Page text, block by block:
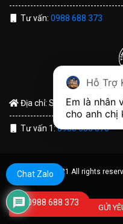
Tư vấn: 0988 688 373
Địa chỉ: Số 191 Hùng
Tư vấn 1:0988 688 373
© Copyright 2021 All rights
GỬI
Chat Zalo
0988 688 373
Hỗ Trợ
Em là nhân
cho anh chị